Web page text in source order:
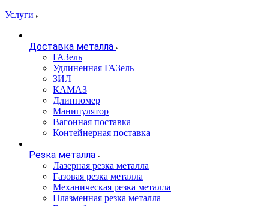
Услуги
Доставка металла
ГАЗель
Удлиненная ГАЗель
ЗИЛ
КАМАЗ
Длинномер
Манипулятор
Вагонная поставка
Контейнерная поставка
Резка металла
Лазерная резка металла
Газовая резка металла
Механическая резка металла
Плазменная резка металла